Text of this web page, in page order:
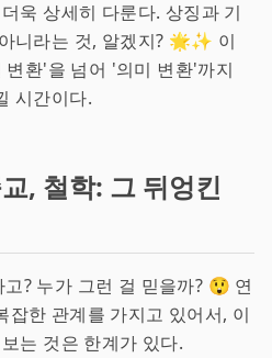
욱 상세히 다룬다. 상징과 기
니라는 것, 알겠지? 🌟✨ 이
환'을 넘어 '의미 변환'까지
시간이다.
, 철학: 그 뒤엉킨
? 누가 그런 걸 믿을까? 😲 연
잡한 관계를 가지고 있어서, 이
는 것은 한계가 있다.